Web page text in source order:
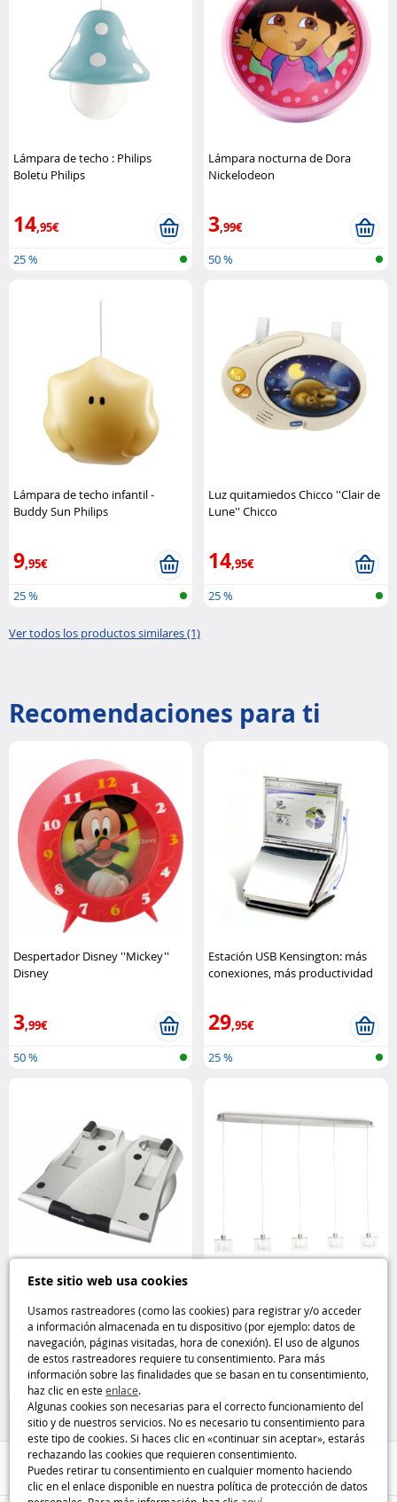
Este sitio web usa cookies
Usamos rastreadores (como las cookies) para registrar y/o acceder
a información almacenada en tu dispositivo (por ejemplo: datos de
navegación, páginas visitadas, hora de conexión). El uso de algunos
de estos rastreadores requiere tu consentimiento. Para más
información sobre las finalidades que se basan en tu consentimiento,
haz clic en esteenlace.
Algunas cookies son necesarias para el correcto funcionamiento del
sitio y de nuestros servicios. No es necesario tu consentimiento para
este tipo de cookies. Si haces clic en «continuar sin aceptar», estarás
rechazando las cookies que requieren consentimiento.
Puedes retirar tu consentimiento en cualquier momento haciendo
clic en el enlace disponible en nuestra política de protección de datos
Lámpara de techo : Philips
Boletu Philips
14,95€
25 %
Lámpara nocturna de Dora
Nickelodeon
3,99€
50 %
Lámpara de techo infantil -
Buddy Sun Philips
9,95€
25 %
Luz quitamiedos Chicco ''Clair de
Lune'' Chicco
14,95€
25 %
Ver todos los productos similares (1)
Recomendaciones para ti
Despertador Disney ''Mickey''
Disney
3,99€
50 %
Estación USB Kensington: más
conexiones, más productividad
29,95€
25 %
ordenador portátil Kensington
,95€
50 %
estilo para tu hogar Philips
69,95€
Ayuda / Contacto